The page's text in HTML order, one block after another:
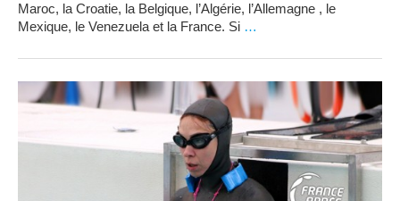
Maroc, la Croatie, la Belgique, l’Algérie, l’Allemagne , le
Mexique, le Venezuela et la France. Si …